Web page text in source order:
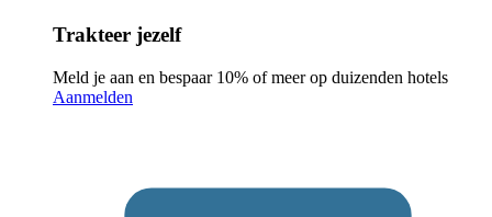
Trakteer jezelf
Meld je aan en bespaar 10% of meer op duizenden hotels
Aanmelden